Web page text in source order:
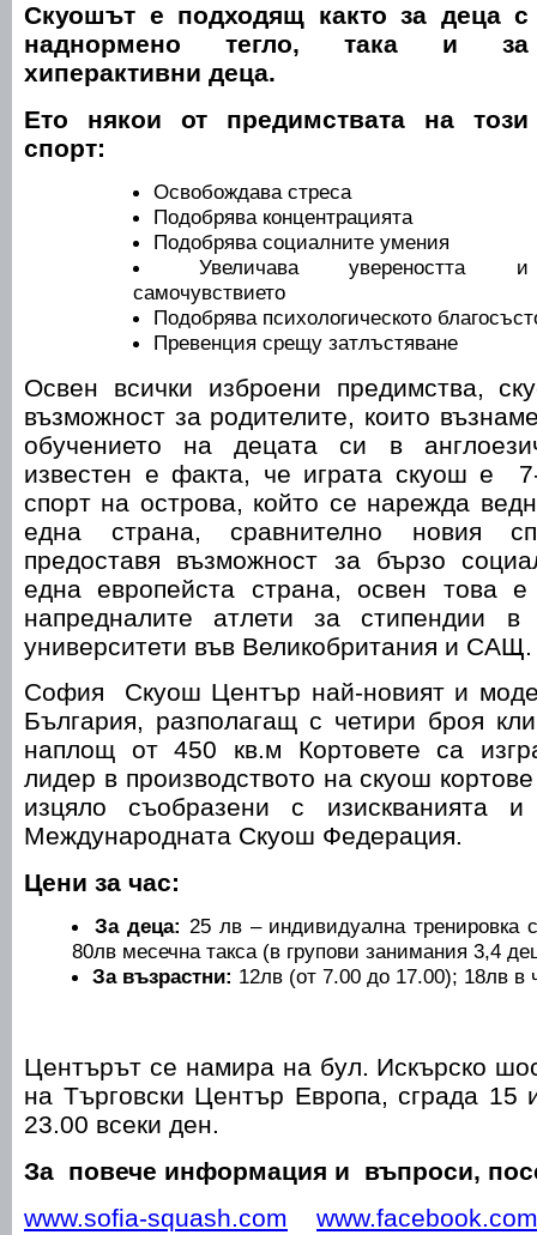
Скуошът е подходящ както за деца с
наднормено тегло, така и за
хиперактивни деца.
Ето някои от предимствата на този
спорт:
Освобождава стреса
Подобрява концентрацията
Подобрява социалните умения
Увеличава увереността и
самочувствието
Подобрява психологическото
Превенция срещу затлъстяване
Освен всички изброени предимства,
възможност за родителите, които
обучението на децата си в
известен е факта, че играта скуош е
спорт на острова, който се нарежда
една страна, сравнително новия
предоставя възможност за бързо
една европейста страна, освен това
напредналите атлети за стипендии
университети във Великобритания и САЩ.
София Скуош Център най-новият и
България, разполагащ с четири броя
наплощ от 450 кв.м Кортовете са
лидер в производството на скуош
изцяло съобразени с изискванията
Международната Скуош Федерация.
Цени за час:
За деца: 25 лв – индивидуална тренировка
80лв месечна такса (в групови занимания 3,4
За възрастни: 12лв (от 7.00 до 17.00); 18лв в
Центърът се намира на бул. Искърско
на Търговски Център Европа, сграда
23.00 всеки ден.
За повече информация и въпроси,
www.sofia-squash.com